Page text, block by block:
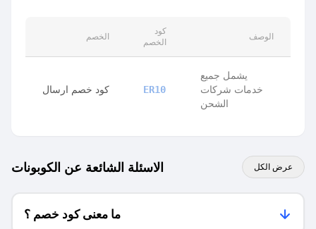
الخصم
كود
الخصم
الوصف
كود خصم ارسال ER10
يشمل جميع
خدمات شركات
الشحن
الاسئلة الشائعة عن الكوبونات عرض الكل
ما معنى كود خصم ؟